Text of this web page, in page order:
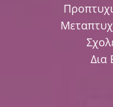
Δια